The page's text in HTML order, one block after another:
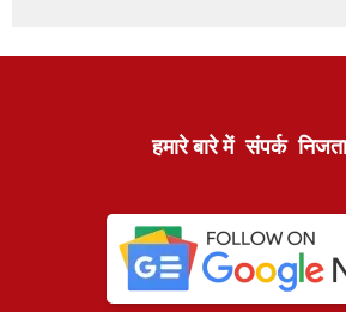
हमारे बारे में संपर्क